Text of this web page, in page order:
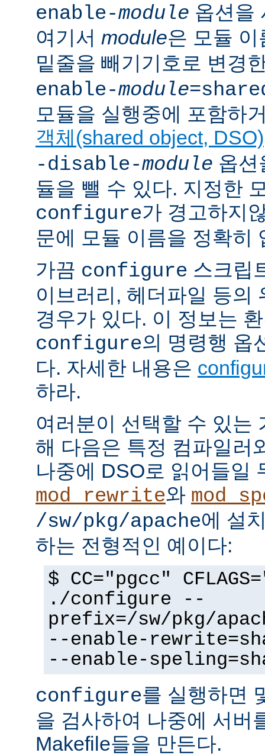
enable-module 옵션을
여기서 module은 모듈
밑줄을 빼기기호로 변경
enable-module
모듈을 실행중에 포함하
객체(shared object, DSO)
-disable-module 옵션
듈을 뺄 수 있다. 지정한
configure가 경고하지
문에 모듈 이름을 정확히
가끔 configure 스크립
이브러리, 헤더파일 등의
경우가 있다. 이 정보는
configure의 명령행 옵
다. 자세한 내용은
하라.
여러분이 선택할 수 있는
해 다음은 특정 컴파일러
나중에 DSO로 읽어들일
mod_rewrite와
/sw/pkg/apache에 설
하는 전형적인 예이다:
$ CC="pgcc"
./configure --
prefix=/sw/pkg/
--enable-
--enable-
configure를 실행하면
을 검사하여 나중에 서버
Makefile들을 만든다.